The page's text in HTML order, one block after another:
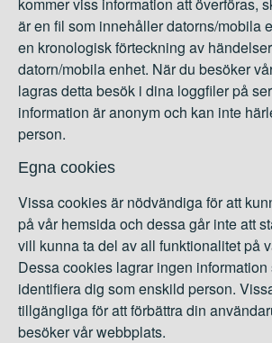
kommer viss information att överföras,
är en fil som innehåller datorns/mobila
en kronologisk förteckning av
datorn/mobila enhet. När du besöker
lagras detta besök i dina loggfiler på
information är anonym och kan inte
person.
Egna cookies
Vissa cookies är nödvändiga för att
på vår hemsida och dessa går inte att
vill kunna ta del av all funktionalitet på
Dessa cookies lagrar ingen information
identifiera dig som enskild person.
tillgängliga för att förbättra din
besöker vår webbplats.